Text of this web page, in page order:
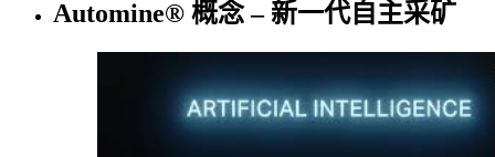
Automine® 概念 – 新一代自主采矿